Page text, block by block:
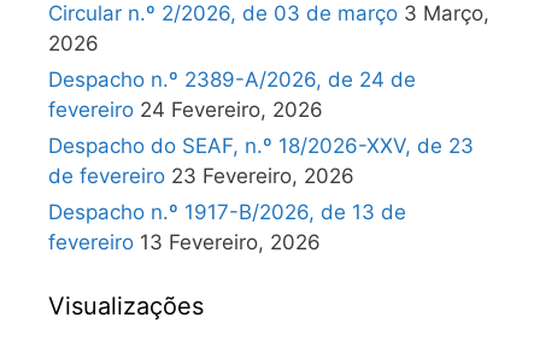
Circular n.º 2/2026, de 03 de março 3 Março,
2026
Despacho n.º 2389-A/2026, de 24 de
fevereiro 24 Fevereiro, 2026
Despacho do SEAF, n.º 18/2026-XXV, de 23
de fevereiro 23 Fevereiro, 2026
Despacho n.º 1917-B/2026, de 13 de
fevereiro 13 Fevereiro, 2026
Visualizações